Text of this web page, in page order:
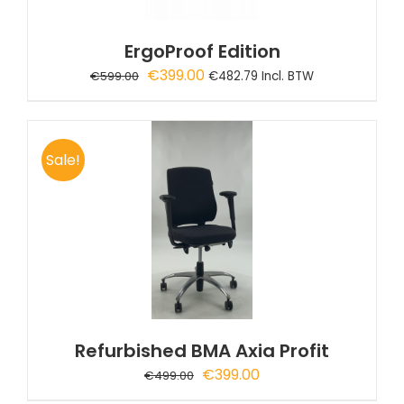
ErgoProof Edition
€599.00 Oorspronkelijke
was:
€399.00Huidige
is:
€482.79 Incl. BTW
Sale!
Refurbished BMA Axia Profit
€499.00 Oorspronkelijke
€399.00Huidige